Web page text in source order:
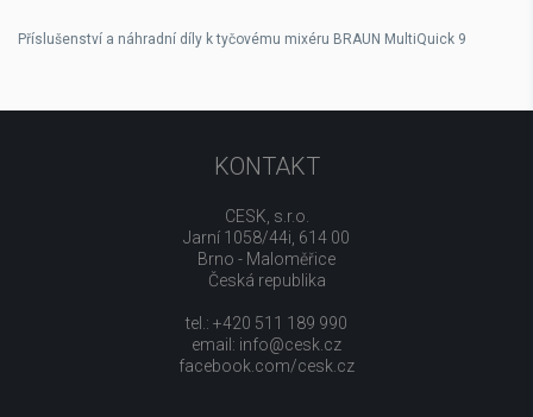
Příslušenství a náhradní díly k tyčovému mixéru BRAUN MultiQuick 9
KONTAKT
CESK, s.r.o.
Jarní 1058/44i, 614 00
Brno - Maloměřice
Česká republika
tel.: +420 511 189 990
email: info@cesk.cz
facebook.com/cesk.cz